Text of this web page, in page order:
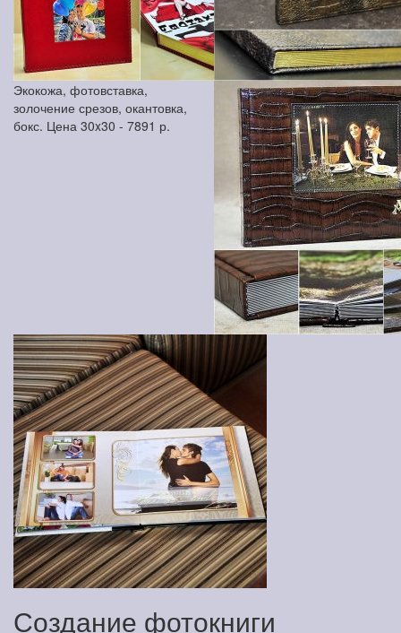
Экокожа, фотовставка,
золочение срезов, окантовка,
бокс. Цена 30x30 - 7891 р.
Создание фотокниги